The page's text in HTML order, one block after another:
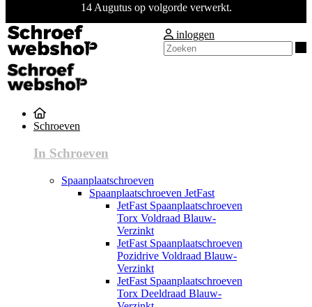
14 Augutus op volgorde verwerkt.
inloggen
Schroeven
In Schroeven
Spaanplaatschroeven
Spaanplaatschroeven JetFast
JetFast Spaanplaatschroeven
Torx Voldraad Blauw-
Verzinkt
JetFast Spaanplaatschroeven
Pozidrive Voldraad Blauw-
Verzinkt
JetFast Spaanplaatschroeven
Torx Deeldraad Blauw-